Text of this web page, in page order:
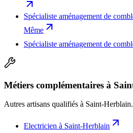
Spécialiste aménagement de
Même
Spécialiste aménagement de
Métiers complémentaires à
Autres artisans qualifiés à Saint-Herblain.
Electricien à Saint-Herblain